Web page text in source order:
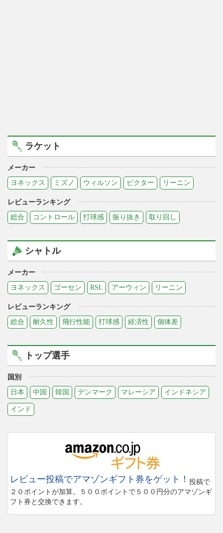
ラケット
メーカー
ヨネックス
ミズノ ウィルソン ビクター リーニン
レビューランキング
総合
コントロール 打球感 振り抜き 取り回し
シャトル
メーカー
ヨネックス
ゴーセン RSL アーウィン リーニン
レビューランキング
総合
耐久性 飛行性能 打球感 経済性 個体差
トップ選手
国別
日本
中国 韓国 デンマーク マレーシア インドネシア
インド
レビュー投稿でアマゾンギフト券をゲット！ 投稿で
２０ポイントが加算。５００ポイントで５００円分のアマゾンギ
フト券と交換できます。